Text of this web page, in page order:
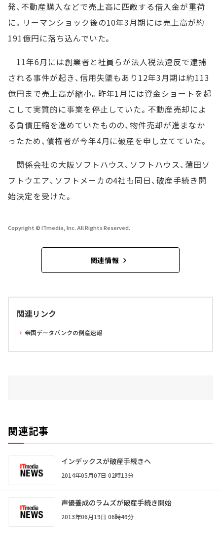
発、不動産購入などで売上高に匹敵する借入金が重荷
に。リーマンショック後の10年3月期には売上高が約
191億円に落ち込んでいた。
11年6月には創業者と社員らが法人税法違反で逮捕
される事件が起き、信用失墜もあり12年3月期は約113
億円まで売上高が縮小。昨年1月には資金ショートを起
こして実質的に事業を停止していた。不動産売却によ
る負債圧縮を進めていたものの、物件売却が進まなか
ったため、債権者が今年4月に破産を申し立てていた。
関係会社の大阪ソフトハウス、ソフトハウス、蒲田ソ
フトウエア、ソフトメーカの4社も同日、破産手続き開
始決定を受けた。
Copyright © ITmedia, Inc. All Rights Reserved.
関連情報
関連リンク
帝国データバンクの倒産速報
関連記事
インデックスが破産手続きへ
2014年05月07日 02時13分
声優養成のラムズが破産手続き開始
2013年06月19日 06時49分